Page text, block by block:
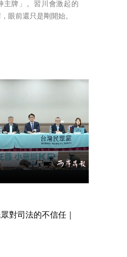
主牌」。習川會激起的
眼前還只是剛開始。
對司法的不信任｜